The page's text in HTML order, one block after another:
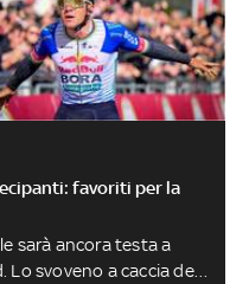
favoriti per la
sarà ancora testa a
Lo svoveno a caccia del